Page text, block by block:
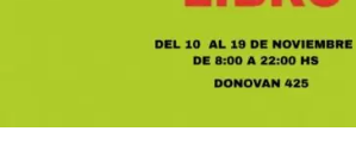
general, las personas que tenían
físicos, entre otros, se pusieron de pie
dar pasos por cuenta propia,